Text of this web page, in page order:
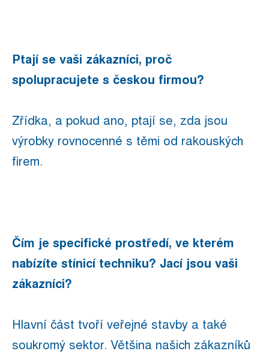
Ptají se vaši zákazníci, proč
spolupracujete s českou firmou?
Zřídka, a pokud ano, ptají se, zda jsou
výrobky rovnocenné s těmi od rakouských
firem.
Čím je specifické prostředí, ve kterém
nabízíte stínicí techniku? Jací jsou vaši
zákazníci?
Hlavní část tvoří veřejné stavby a také
soukromý sektor. Většina našich zákazníků